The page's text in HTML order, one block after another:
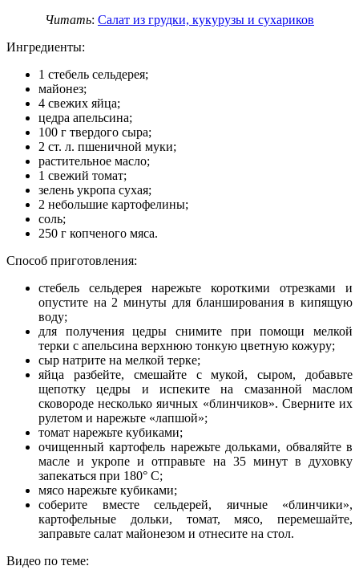
Читать: Салат из грудки, кукурузы и сухариков
Ингредиенты:
1 стебель сельдерея;
майонез;
4 свежих яйца;
цедра апельсина;
100 г твердого сыра;
2 ст. л. пшеничной муки;
растительное масло;
1 свежий томат;
зелень укропа сухая;
2 небольшие картофелины;
соль;
250 г копченого мяса.
Способ приготовления:
стебель сельдерея нарежьте короткими отрезками и
опустите на 2 минуты для бланширования в кипящую
воду;
для получения цедры снимите при помощи мелкой
терки с апельсина верхнюю тонкую цветную кожуру;
сыр натрите на мелкой терке;
яйца разбейте, смешайте с мукой, сыром, добавьте
щепотку цедры и испеките на смазанной маслом
сковороде несколько яичных «блинчиков». Сверните их
рулетом и нарежьте «лапшой»;
томат нарежьте кубиками;
очищенный картофель нарежьте дольками, обваляйте в
масле и укропе и отправьте на 35 минут в духовку
запекаться при 180° С;
мясо нарежьте кубиками;
соберите вместе сельдерей, яичные «блинчики»,
картофельные дольки, томат, мясо, перемешайте,
заправьте салат майонезом и отнесите на стол.
Видео по теме: